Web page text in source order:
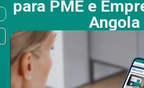
para PME e
Angola